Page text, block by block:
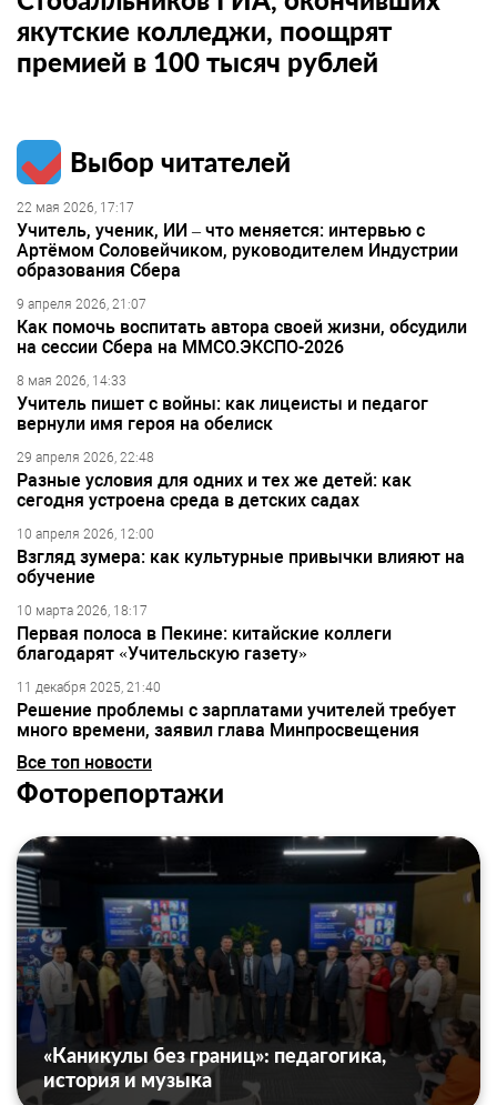
якутские колледжи, поощрят
премией в 100 тысяч рублей
Выбор читателей
22 мая 2026, 17:17
Учитель, ученик, ИИ – что меняется: интервью с
Артёмом Соловейчиком, руководителем Индустрии
образования Сбера
9 апреля 2026, 21:07
Как помочь воспитать автора своей жизни, обсудили
на сессии Сбера на ММСО.ЭКСПО-2026
8 мая 2026, 14:33
Учитель пишет с войны: как лицеисты и педагог
вернули имя героя на обелиск
29 апреля 2026, 22:48
Разные условия для одних и тех же детей: как
сегодня устроена среда в детских садах
10 апреля 2026, 12:00
Взгляд зумера: как культурные привычки влияют на
обучение
10 марта 2026, 18:17
Первая полоса в Пекине: китайские коллеги
благодарят «Учительскую газету»
11 декабря 2025, 21:40
Решение проблемы с зарплатами учителей требует
много времени, заявил глава Минпросвещения
Все топ новости
Фоторепортажи
«Каникулы без границ»: педагогика,
история и музыка